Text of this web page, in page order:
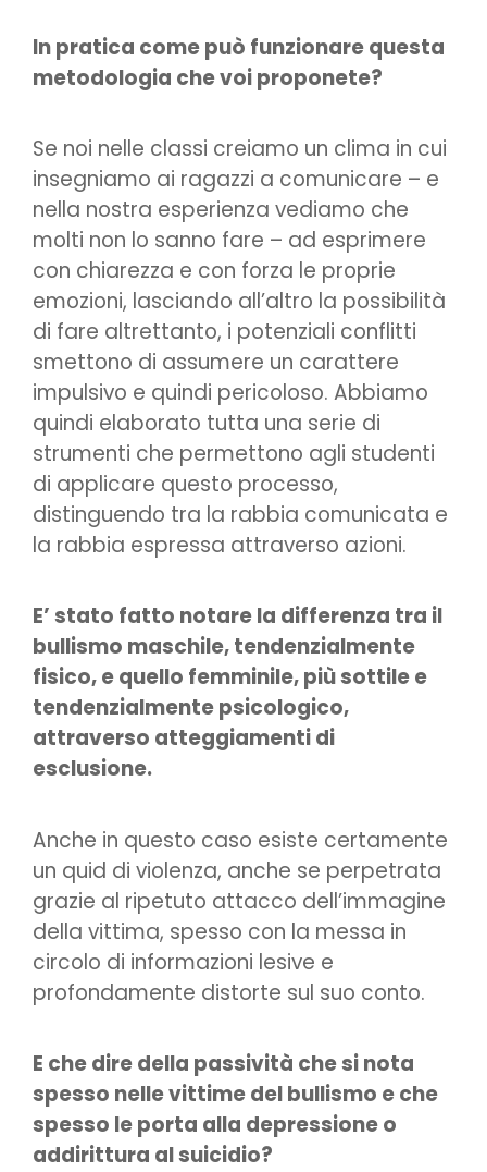
In pratica come può funzionare questa
metodologia che voi proponete?
Se noi nelle classi creiamo un clima in cui
insegniamo ai ragazzi a comunicare – e
nella nostra esperienza vediamo che
molti non lo sanno fare – ad esprimere
con chiarezza e con forza le proprie
emozioni, lasciando all’altro la possibilità
di fare altrettanto, i potenziali conflitti
smettono di assumere un carattere
impulsivo e quindi pericoloso. Abbiamo
quindi elaborato tutta una serie di
strumenti che permettono agli studenti
di applicare questo processo,
distinguendo tra la rabbia comunicata e
la rabbia espressa attraverso azioni.
E’ stato fatto notare la differenza tra il
bullismo maschile, tendenzialmente
fisico, e quello femminile, più sottile e
tendenzialmente psicologico,
attraverso atteggiamenti di
esclusione.
Anche in questo caso esiste certamente
un quid di violenza, anche se perpetrata
grazie al ripetuto attacco dell’immagine
della vittima, spesso con la messa in
circolo di informazioni lesive e
profondamente distorte sul suo conto.
E che dire della passività che si nota
spesso nelle vittime del bullismo e che
spesso le porta alla depressione o
addirittura al suicidio?